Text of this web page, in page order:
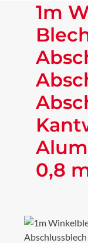
1m
0,8
Bildergalerie